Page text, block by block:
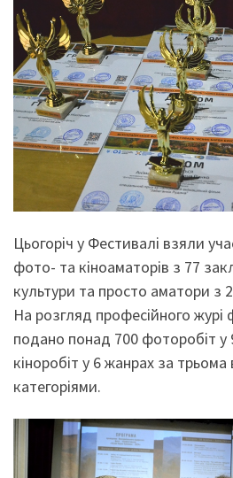
Цьогоріч у Фестивалі взяли
фото- та кіноаматорів з 77
культури та просто аматори з
На розгляд професійного
подано понад 700 фоторобіт у
кіноробіт у 6 жанрах за трьома
категоріями.